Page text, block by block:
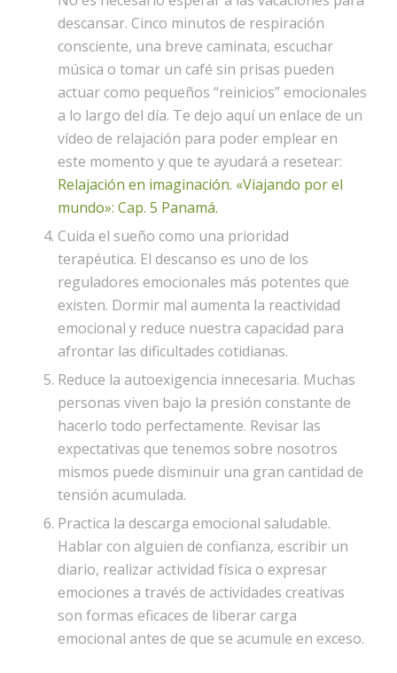
descansar. Cinco minutos de respiración
consciente, una breve caminata, escuchar
música o tomar un café sin prisas pueden
actuar como pequeños “reinicios” emocionales
a lo largo del día. Te dejo aquí un enlace de un
vídeo de relajación para poder emplear en
este momento y que te ayudará a resetear:
Relajación en imaginación. «Viajando por el
mundo»: Cap. 5 Panamá.
Cuida el sueño como una prioridad
terapéutica. El descanso es uno de los
reguladores emocionales más potentes que
existen. Dormir mal aumenta la reactividad
emocional y reduce nuestra capacidad para
afrontar las dificultades cotidianas.
Reduce la autoexigencia innecesaria. Muchas
personas viven bajo la presión constante de
hacerlo todo perfectamente. Revisar las
expectativas que tenemos sobre nosotros
mismos puede disminuir una gran cantidad de
tensión acumulada.
Practica la descarga emocional saludable.
Hablar con alguien de confianza, escribir un
diario, realizar actividad física o expresar
emociones a través de actividades creativas
son formas eficaces de liberar carga
emocional antes de que se acumule en exceso.